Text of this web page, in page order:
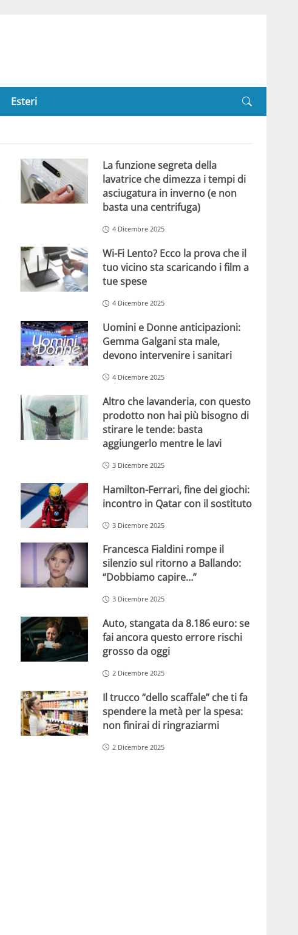
Esteri
La funzione segreta della
lavatrice che dimezza i tempi di
asciugatura in inverno (e non
basta una centrifuga)
4 Dicembre 2025
Wi-Fi Lento? Ecco la prova che il
tuo vicino sta scaricando i film a
tue spese
4 Dicembre 2025
Uomini e Donne anticipazioni:
Gemma Galgani sta male,
devono intervenire i sanitari
4 Dicembre 2025
Altro che lavanderia, con questo
prodotto non hai più bisogno di
stirare le tende: basta
aggiungerlo mentre le lavi
3 Dicembre 2025
Hamilton-Ferrari, fine dei giochi:
incontro in Qatar con il sostituto
3 Dicembre 2025
Francesca Fialdini rompe il
silenzio sul ritorno a Ballando:
“Dobbiamo capire…”
3 Dicembre 2025
Auto, stangata da 8.186 euro: se
fai ancora questo errore rischi
grosso da oggi
2 Dicembre 2025
Il trucco “dello scaffale” che ti fa
spendere la metà per la spesa:
non finirai di ringraziarmi
2 Dicembre 2025